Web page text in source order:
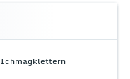
Ichmagklettern